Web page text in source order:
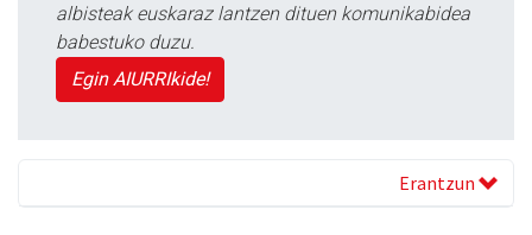
albisteak euskaraz lantzen dituen komunikabidea
babestuko duzu.
Egin AIURRIkide!
Erantzun